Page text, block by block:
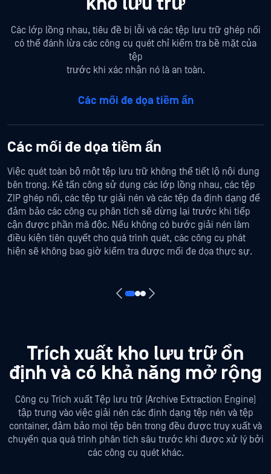
Các lớp lồng nhau, tiêu đề bị lỗi và các tệp lưu trữ ghép nối
có thể đánh lừa các công cụ quét chỉ kiểm tra bề mặt của
tệp
trước khi xác nhận nó là an toàn.
Các mối đe dọa tiềm ẩn
Các mối đe dọa tiềm ẩn
Việc quét toàn bộ một tệp lưu trữ không thể tiết lộ nội dung
bên trong. Kẻ tấn công sử dụng các lớp lồng nhau, các tệp
ZIP ghép nối, các tệp tự giải nén và các tệp đa định dạng để
đảm bảo các công cụ phân tích sẽ dừng lại trước khi tiếp
cận được phần mã độc. Nếu không có bước giải nén làm
điều kiện tiên quyết cho quá trình quét, các công cụ phát
hiện sẽ không bao giờ kiểm tra được mối đe dọa thực sự.
Trích xuất kho lưu trữ ổn
định và có khả năng mở rộng
Công cụ Trích xuất Tệp lưu trữ (Archive Extraction Engine)
tập trung vào việc giải nén các định dạng tệp nén và tệp
container, đảm bảo mọi tệp bên trong đều được truy xuất và
chuyển qua quá trình phân tích sâu trước khi được xử lý bởi
các công cụ quét khác.